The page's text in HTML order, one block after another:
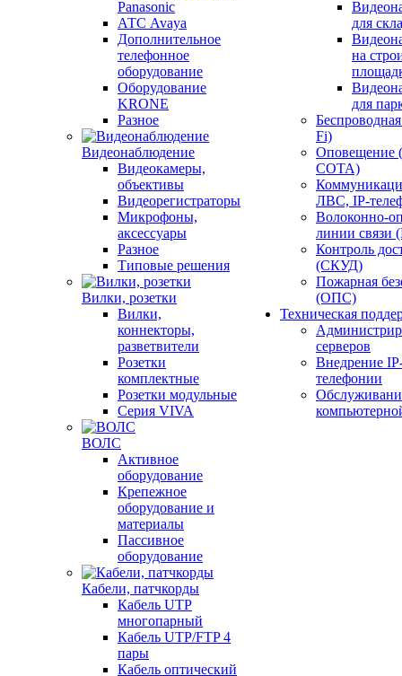
Panasonic
АТС Avaya
Дополнительное
телефонное
оборудование
Оборудование
KRONE
Разное
Видеонаблюдение
Видеокамеры,
объективы
Видеорегистраторы
Микрофоны,
аксессуары
Разное
Типовые решения
Вилки, розетки
Вилки,
коннекторы,
разветвители
Розетки
комплектные
Розетки модульные
Серия VIVA
ВОЛС
Активное
оборудование
Крепежное
оборудование и
материалы
Пассивное
оборудование
Кабели, патчкорды
Кабель UTP
многопарный
Кабель UTP/FTP 4
пары
Кабель оптический
для
на
для
Fi)
СОТА)
ЛВС, IP-
Волоконно-
линии
Контроль
(СКУД)
Пожарная
(ОПС)
Техническая
серверов
Внедрение
телефонии